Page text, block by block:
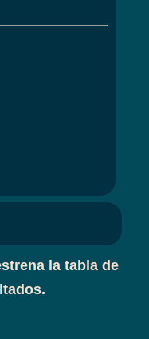
la tabla de